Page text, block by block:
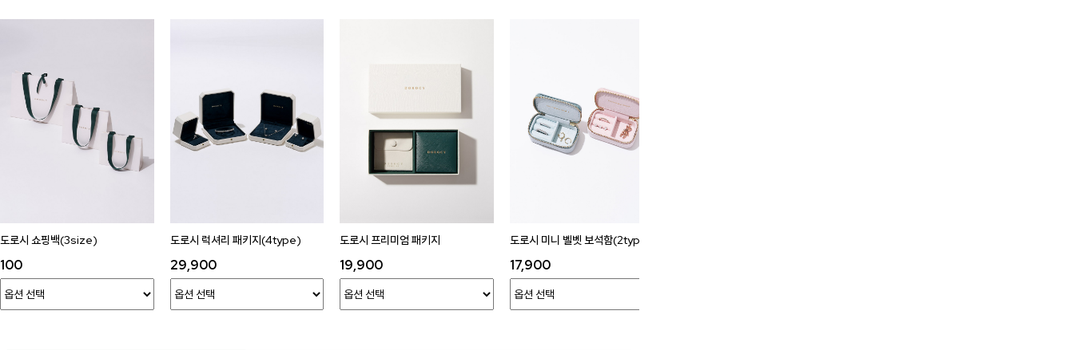
도로시 쇼핑백(3size)
100
도로시 럭셔리 패키지(4type)
29,900
도로시 프리미엄 패키지
19,900
도로시 미니 벨벳 보석함(2type)
17,900